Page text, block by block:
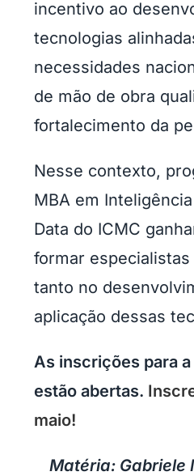
incentivo ao
tecnologias
necessidades
de mão de obra
fortalecimento da
Nesse contexto,
MBA em
Data do ICMC
formar
tanto no
aplicação dessas
As inscrições para
estão abertas.
maio!
Matéria: Gabriele